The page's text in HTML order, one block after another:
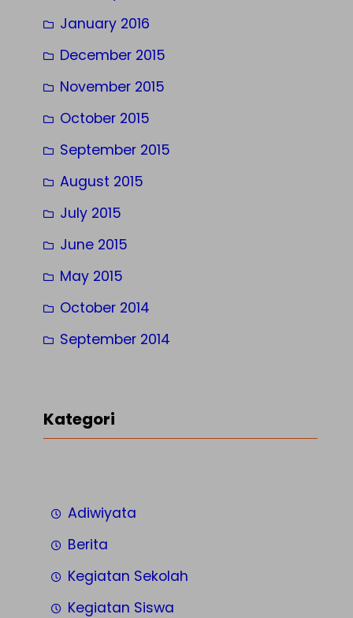
January 2016
December 2015
November 2015
October 2015
September 2015
August 2015
July 2015
June 2015
May 2015
October 2014
September 2014
Kategori
Adiwiyata
Berita
Kegiatan Sekolah
Kegiatan Siswa